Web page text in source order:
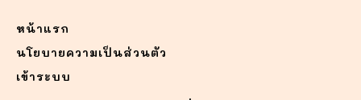
หน้าแรก
นโยบายความเป็นส่วนตัว
เข้าระบบ